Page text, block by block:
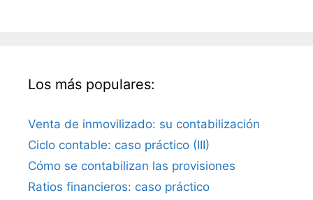
Los más populares:
Venta de inmovilizado: su contabilización
Ciclo contable: caso práctico (III)
Cómo se contabilizan las provisiones
Ratios financieros: caso práctico